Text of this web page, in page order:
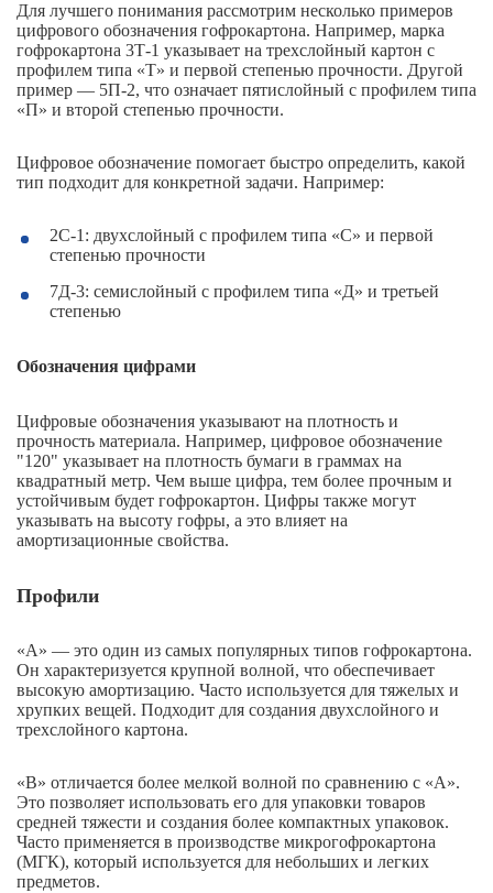
Для лучшего понимания рассмотрим несколько примеров
цифрового обозначения гофрокартона. Например, марка
гофрокартона 3Т-1 указывает на трехслойный картон с
профилем типа «Т» и первой степенью прочности. Другой
пример — 5П-2, что означает пятислойный с профилем типа
«П» и второй степенью прочности.
Цифровое обозначение помогает быстро определить, какой
тип подходит для конкретной задачи. Например:
2С-1: двухслойный с профилем типа «С» и первой
степенью прочности
7Д-3: семислойный с профилем типа «Д» и третьей
степенью
Обозначения цифрами
Цифровые обозначения указывают на плотность и
прочность материала. Например, цифровое обозначение
"120" указывает на плотность бумаги в граммах на
квадратный метр. Чем выше цифра, тем более прочным и
устойчивым будет гофрокартон. Цифры также могут
указывать на высоту гофры, а это влияет на
амортизационные свойства.
Профили
«А» — это один из самых популярных типов гофрокартона.
Он характеризуется крупной волной, что обеспечивает
высокую амортизацию. Часто используется для тяжелых и
хрупких вещей. Подходит для создания двухслойного и
трехслойного картона.
«B» отличается более мелкой волной по сравнению с «А».
Это позволяет использовать его для упаковки товаров
средней тяжести и создания более компактных упаковок.
Часто применяется в производстве микрогофрокартона
(МГК), который используется для небольших и легких
предметов.